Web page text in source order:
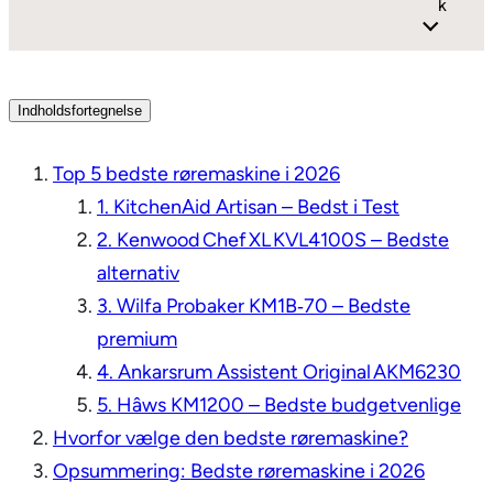
k
Indholdsfortegnelse
Top 5 bedste røremaskine i 2026
1. KitchenAid Artisan – Bedst i Test
2. Kenwood Chef XL KVL4100S – Bedste
alternativ
3. Wilfa Probaker KM1B‑70 – Bedste
premium
4. Ankarsrum Assistent Original AKM6230
5. Hâws KM1200 – Bedste budgetvenlige
Hvorfor vælge den bedste røremaskine?
Opsummering: Bedste røremaskine i 2026